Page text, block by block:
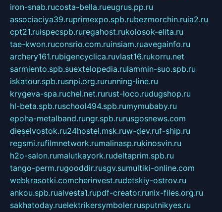
iron-snab.rucosta-bella.rueugrus.pp.ru
associaciya39.ruprimexpo.spb.rubezmorchin.ruia2.ru
cpt21.ruispecspb.ruregahost.rukolosok-elita.ru
tae-kwon.ruconsrio.com.ruinsiam.ruavegainfo.ru
archery161.rubigencyclica.ruvlast16.rukorru.net
sarmiento.spb.suextelopedia.rulammin-suo.spb.ru
iskatour.spb.rusnpi.org.rurunning-line.ru
krygeva-spa.ruchel.net.rurust-loco.rudugshop.ru
hl-beta.spb.ruschool494.spb.rumymubaby.ru
epoha-metalband.rungr.spb.rurusgosnews.com
dieselvostok.ru24hostel.msk.ruw-dev.ruf-ship.ru
regsmi.rufilmnetwork.rumalinasp.rukinosvin.ru
h2o-salon.rumalutkayork.rudeltaprim.spb.ru
tango-perm.rugooddir.rusgv.sumultiki-online.com
webkrasotki.comcherinvest.rudetskiy-ostrov.ru
ankou.spb.rualvesta1.rupdf-creator.runix-files.org.ru
sakhatoday.ruelektrikersymboler.rusputnikyes.ru